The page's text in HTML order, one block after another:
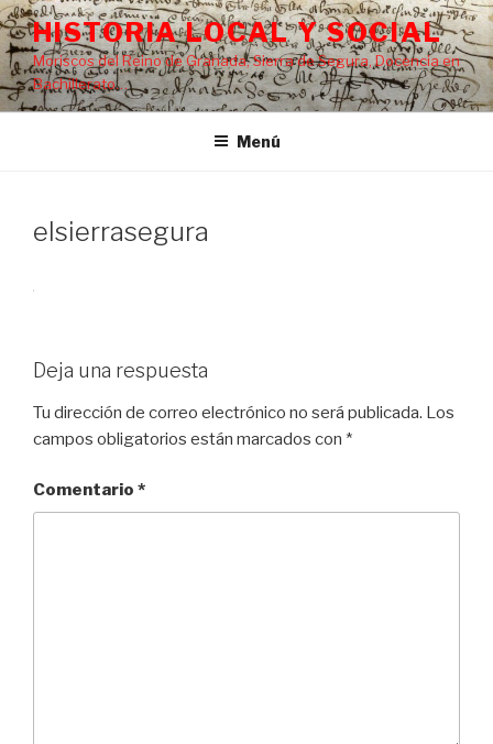
Saltar
al
contenido
HISTORIA LOCAL Y SOCIAL
Moriscos del Reino de Granada, Sierra de Segura, Docencia en
Bachillerato…
Menú
elsierrasegura
Deja una respuesta
Tu dirección de correo electrónico no será publicada. Los
campos obligatorios están marcados con *
Comentario *